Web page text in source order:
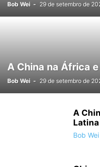
Bob Wei - 29 de setembro de
A China na África
Bob Wei - 29 de setembro de
A
Latina
Bob Wei